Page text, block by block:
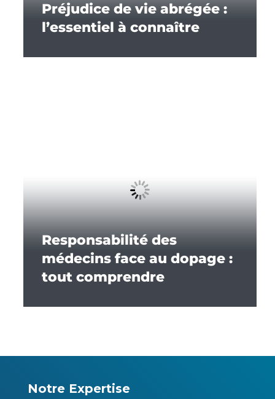
Préjudice de vie abrégée :
l’essentiel à connaître
Responsabilité des
médecins face au dopage :
tout comprendre
Notre Expertise